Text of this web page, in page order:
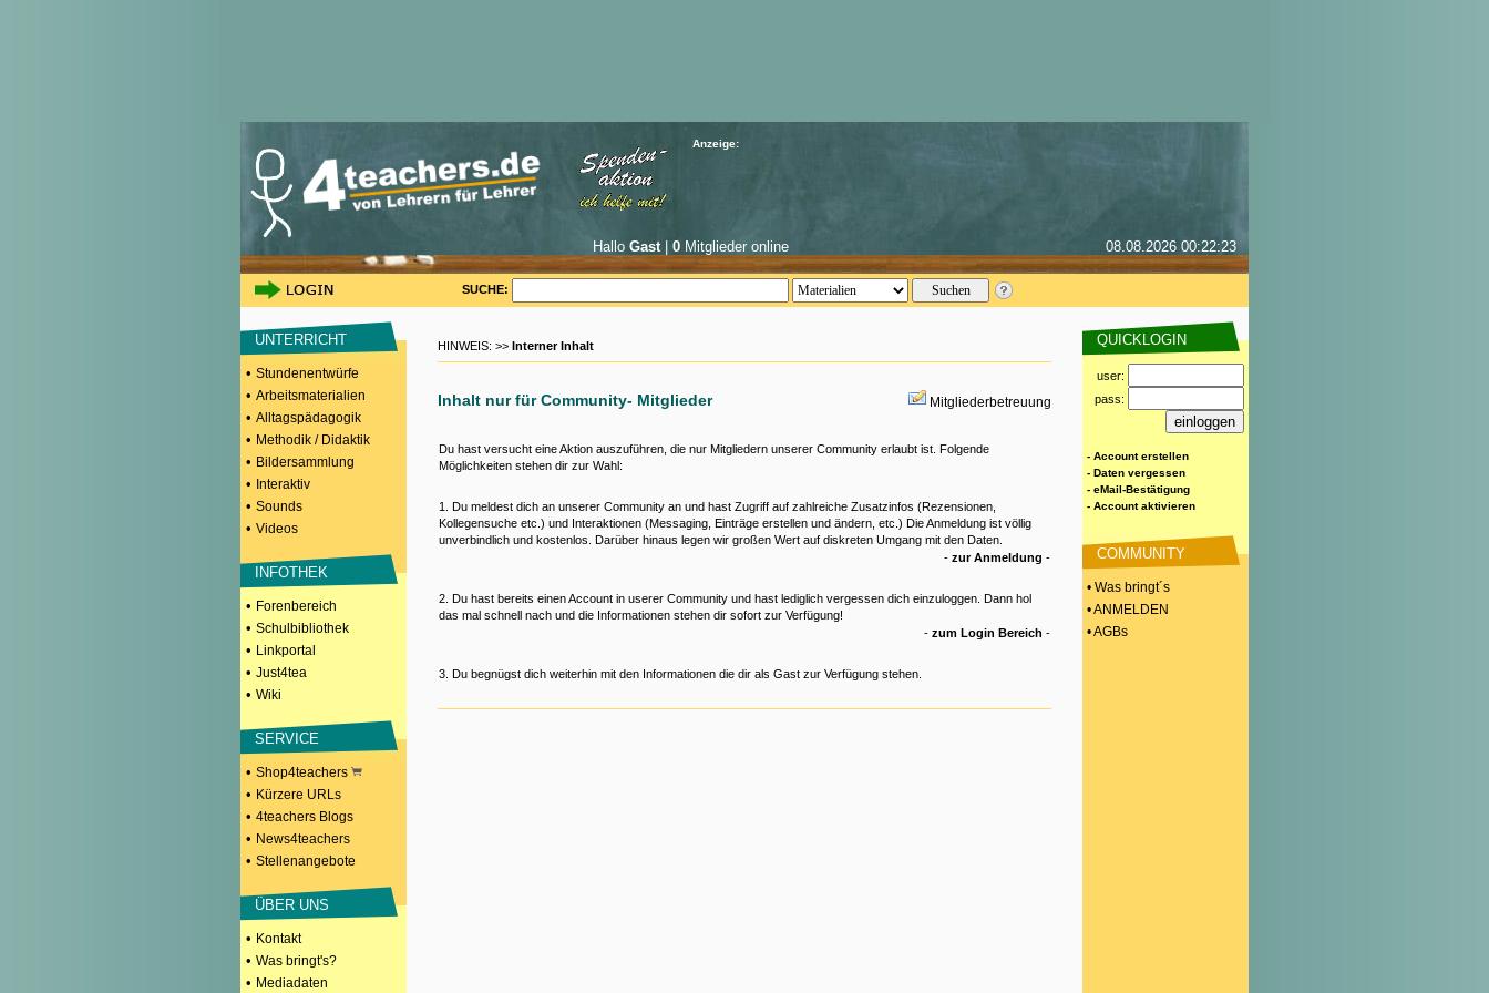
Anzeige:
Hallo Gast| 0Mitglieder online 08.08.2026 00:22:23
SUCHE:
UNTERRICHT
• Stundenentwürfe
• Arbeitsmaterialien
• Alltagspädagogik
• Methodik / Didaktik
• Bildersammlung
• Interaktiv
• Sounds
• Videos
INFOTHEK
• Forenbereich
• Schulbibliothek
• Linkportal
• Just4tea
• Wiki
SERVICE
• Shop4teachers
• Kürzere URLs
• 4teachers Blogs
• News4teachers
• Stellenangebote
ÜBER UNS
• Kontakt
• Was bringt's?
• Mediadaten
HINWEIS: >> Interner Inhalt
Inhalt nur für Community- Mitglieder Mitgliederbetreuung
Du hast versucht eine Aktion auszuführen, die nur Mitgliedern unserer Community erlaubt ist. Folgende
Möglichkeiten stehen dir zur Wahl:
1. Du meldest dich an unserer Community an und hast Zugriff auf zahlreiche Zusatzinfos (Rezensionen,
Kollegensuche etc.) und Interaktionen (Messaging, Einträge erstellen und ändern, etc.) Die Anmeldung ist völlig
unverbindlich und kostenlos. Darüber hinaus legen wir großen Wert auf diskreten Umgang mit den Daten.
- zur Anmeldung -
2. Du hast bereits einen Account in userer Community und hast lediglich vergessen dich einzuloggen. Dann hol
das mal schnell nach und die Informationen stehen dir sofort zur Verfügung!
- zum Login Bereich -
3. Du begnügst dich weiterhin mit den Informationen die dir als Gast zur Verfügung stehen.
QUICKLOGIN
user:
pass:
- Account erstellen
- Daten vergessen
- eMail-Bestätigung
- Account aktivieren
COMMUNITY
• Was bringt´s
• ANMELDEN
• AGBs